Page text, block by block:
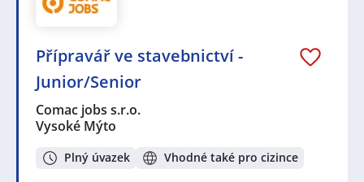
Přípravář ve stavebnictví -
Junior/Senior
Comac jobs s.r.o.
Vysoké Mýto
Plný úvazek Vhodné také pro cizince